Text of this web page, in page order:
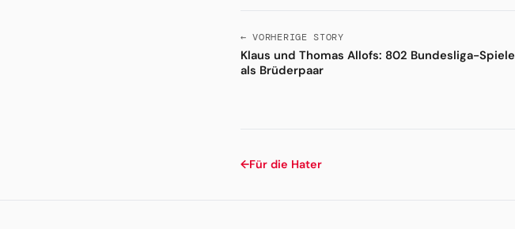
← VORHERIGE STORY
Klaus und Thomas Allofs: 802 Bundesliga-Spiele
als Brüderpaar
←Für die Hater